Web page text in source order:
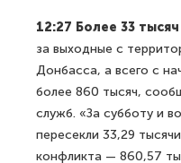
12:27 Более 33
за выходные с
Донбасса, а всего с
более 860 тысяч,
служб. «За субботу и
пересекли 33,29
конфликта — 860,57